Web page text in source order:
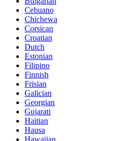
Cebuano
Chichewa
Corsican
Croatian
Dutch
Estonian
Filipino
Finnish
Frisian
Galician
Georgian
Gujarati
Haitian
Hausa
Hawaiian